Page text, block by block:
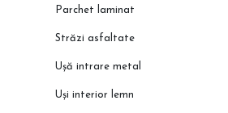
Parchet laminat
Străzi asfaltate
Ușă intrare metal
Uși interior lemn